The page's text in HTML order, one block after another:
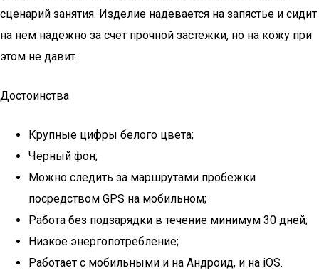
сценарий занятия. Изделие надевается на запястье и сидит
на нем надежно за счет прочной застежки, но на кожу при
этом не давит.
Достоинства
Крупные цифры белого цвета;
Черный фон;
Можно следить за маршрутами пробежки
посредством GPS на мобильном;
Работа без подзарядки в течение минимум 30 дней;
Низкое энергопотребление;
Работает с мобильными и на Андроид, и на iOS.